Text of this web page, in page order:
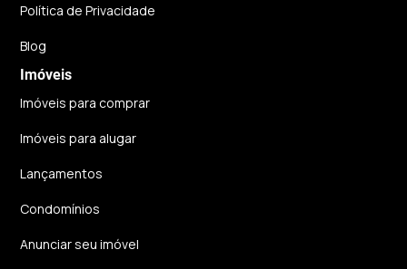
Política de Privacidade
Blog
Imóveis
Imóveis para comprar
Imóveis para alugar
Lançamentos
Condomínios
Anunciar seu imóvel